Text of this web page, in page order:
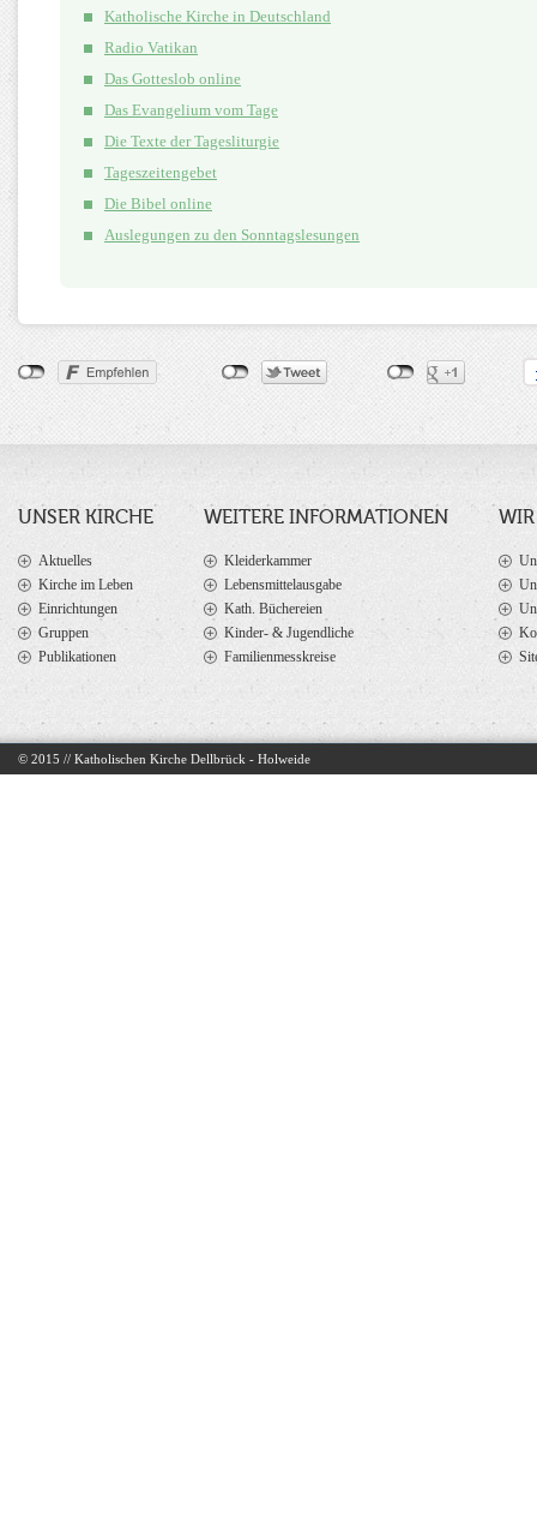
Katholische Kirche in Deutschland
Radio Vatikan
Das Gotteslob online
Das Evangelium vom Tage
Die Texte der Tagesliturgie
Tageszeitengebet
Die Bibel online
Auslegungen zu den Sonntagslesungen
UNSER KIRCHE
Aktuelles
Kirche im Leben
Einrichtungen
Gruppen
Publikationen
WEITERE INFORMATIONEN
Kleiderkammer
Lebensmittelausgabe
Kath. Büchereien
Kinder- & Jugendliche
Familienmesskreise
© 2015 // Katholischen Kirche Dellbrück - Holweide